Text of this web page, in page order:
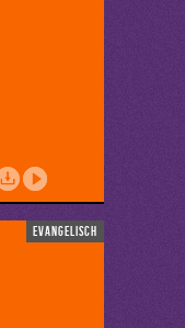
evangelisch